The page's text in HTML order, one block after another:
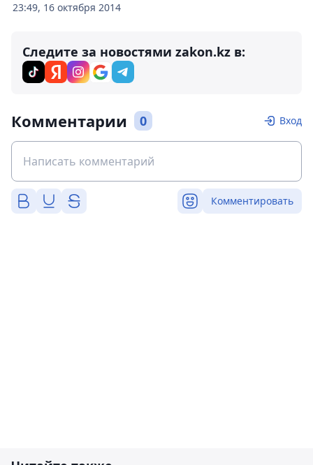
23:49, 16 октября 2014
Следите за новостями zakon.kz в:
Комментарии 0 Вход
Комментировать